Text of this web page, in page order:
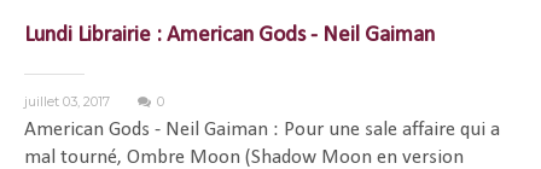
Lundi Librairie : American Gods - Neil Gaiman
juillet 03, 2017 0
American Gods - Neil Gaiman : Pour une sale affaire qui a
mal tourné, Ombre Moon (Shadow Moon en version